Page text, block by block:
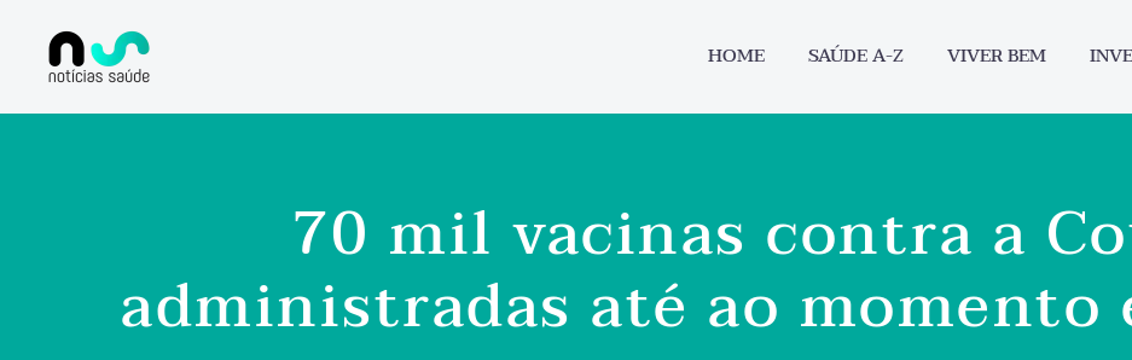
HOME SAÚDE A-Z VIVER BEM
70 mil vacinas contra a
administradas até ao momento